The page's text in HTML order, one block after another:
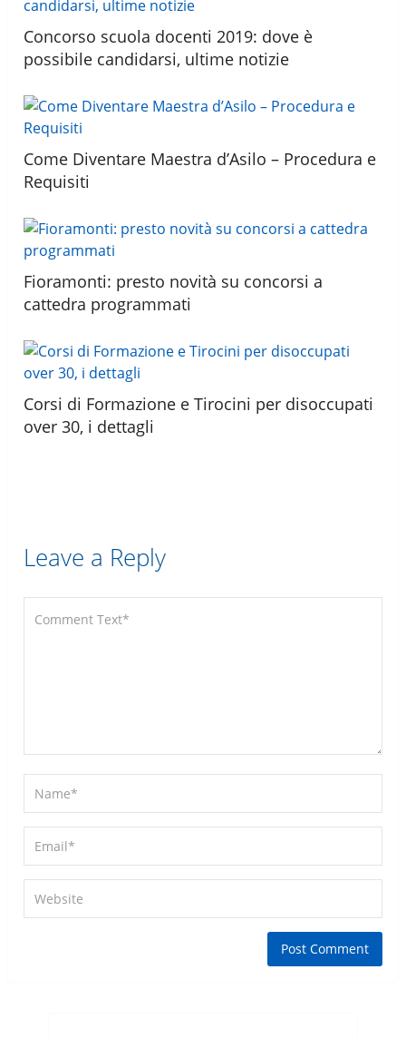
Concorso scuola docenti 2019: dove è
possibile candidarsi, ultime notizie
Come Diventare Maestra d’Asilo – Procedura e
Requisiti
Fioramonti: presto novità su concorsi a
cattedra programmati
Corsi di Formazione e Tirocini per disoccupati
over 30, i dettagli
Leave a Reply